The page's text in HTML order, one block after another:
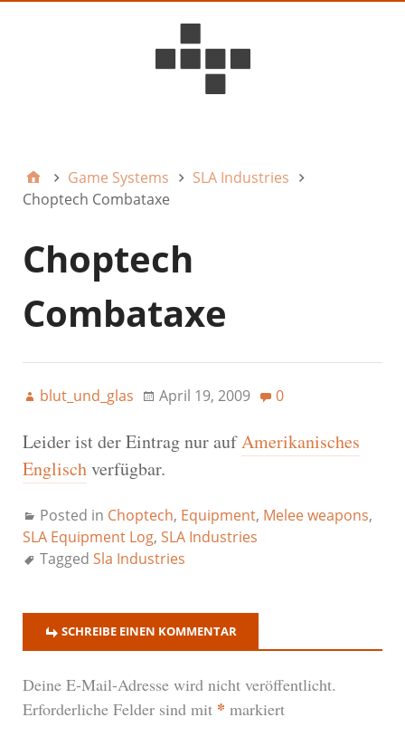
Game Systems
SLA Industries
Choptech Combataxe
Choptech
Combataxe
blut_und_glas April 19, 2009 0
Leider ist der Eintrag nur aufAmerikanisches
Englischverfügbar.
Posted in Choptech, Equipment, Melee weapons,
SLA Equipment Log, SLA Industries
Tagged Sla Industries
SCHREIBE EINEN KOMMENTAR
Deine E-Mail-Adresse wird nicht veröffentlicht.
Erforderliche Felder sind mit * markiert